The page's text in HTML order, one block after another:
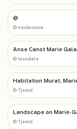
@
© nicolasnova
Anse Canot Marie
© lessstate
Habitation Murat,
©Tjeerd
Landscape on Marie-
©Tjeerd